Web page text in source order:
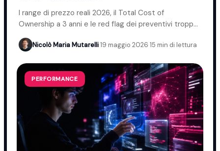
I range di prezzo reali 2026, il Total Cost of
Ownership a 3 anni e le red flag dei preventivi troppo
bassi.
Nicolò Maria Mutarelli·19 maggio 2026·15 min di lettura
PERFORMANCE